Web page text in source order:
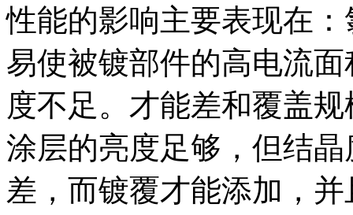
性能的影响主要表现在
易使被镀部件的高电流
度不足。才能差和覆盖
涂层的亮度足够，但结
差，而镀覆才能添加，